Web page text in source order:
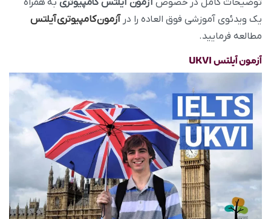
توضیحات کامل در خصوصآزمون آیلتس کامپیوتریبه همراه
یک ویدئوی آموزشی فوق العاده را درآزمون کامپیوتری آیلتس
مطالعه فرمایید.
آزمون آیلتس UKVI